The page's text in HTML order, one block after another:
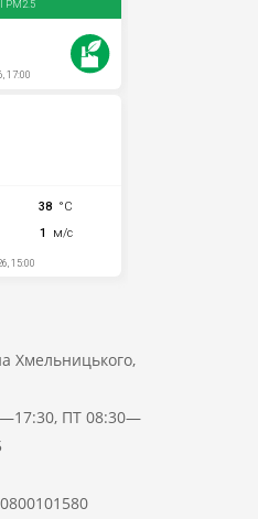
Хмельницького,
ПТ 08:30—
0800101580